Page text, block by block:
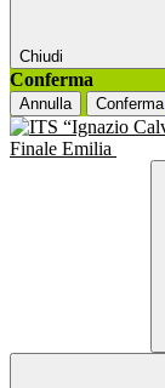
Chiudi
Conferma
Annulla Conferma
Finale Emilia